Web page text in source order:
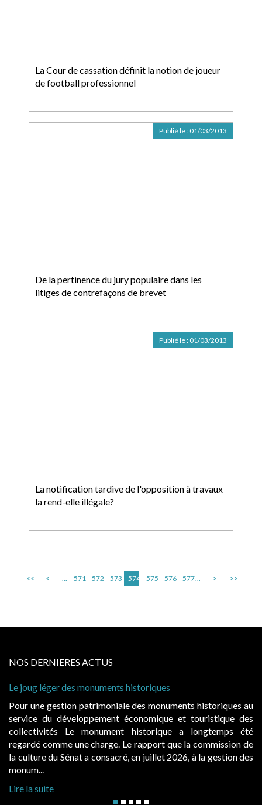
La Cour de cassation définit la notion de joueur
de football professionnel
De la pertinence du jury populaire dans les
litiges de contrefaçons de brevet
Publié le : 01/03/2013
La notification tardive de l'opposition à travaux
la rend-elle illégale?
Publié le : 01/03/2013
<< < ... 571 572 573 574 575 576 577... > >>
NOS DERNIERES ACTUS
Le joug léger des monuments historiques
Pour une gestion patrimoniale des monuments historiques au
service du développement économique et touristique des
collectivités Le monument historique a longtemps été
regardé comme une charge. Le rapport que la commission de
la culture du Sénat a consacré, en juillet 2026, à la gestion des
monum...
Lire la suite